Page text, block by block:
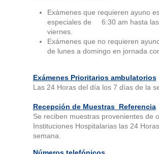
Exámenes que requieren ayuno
especiales de 6:30 am hasta las
viernes.
Exámenes que no requieren
de lunes a domingo en jornada
Exámenes Prioritarios ambulatorios
Las 24 Horas del día los 7 días de la
Recepción de Muestras Referencia
Se reciben muestras provenientes de
Instituciones Hospitalarias las 24
semana.
Números telefónicos